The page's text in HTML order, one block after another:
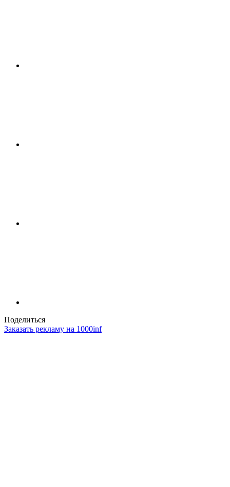
Поделиться
Заказать рекламу на 1000inf